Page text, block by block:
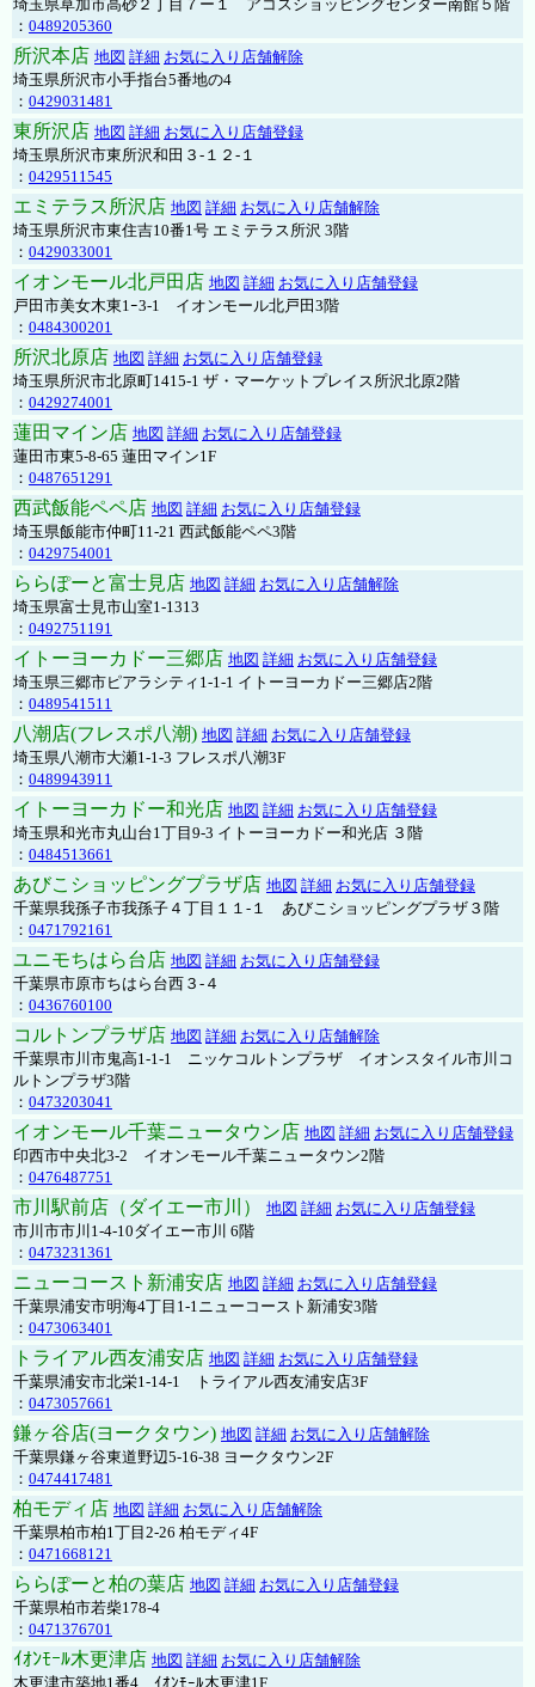
埼玉県草加市高砂２丁目７ー１ アコスショッピングセンター南館５階
： 0489205360
所沢本店 地図 詳細 お気に入り店舗解除
埼玉県所沢市小手指台5番地の4
： 0429031481
東所沢店 地図 詳細 お気に入り店舗登録
埼玉県所沢市東所沢和田３-１２-１
： 0429511545
エミテラス所沢店 地図 詳細 お気に入り店舗解除
埼玉県所沢市東住吉10番1号 エミテラス所沢 3階
： 0429033001
イオンモール北戸田店 地図 詳細 お気に入り店舗登録
戸田市美女木東1ｰ3‐1 イオンモール北戸田3階
： 0484300201
所沢北原店 地図 詳細 お気に入り店舗登録
埼玉県所沢市北原町1415-1 ザ・マーケットプレイス所沢北原2階
： 0429274001
蓮田マイン店 地図 詳細 お気に入り店舗登録
蓮田市東5-8-65 蓮田マイン1F
： 0487651291
西武飯能ペペ店 地図 詳細 お気に入り店舗登録
埼玉県飯能市仲町11-21 西武飯能ペペ3階
： 0429754001
ららぽーと富士見店 地図 詳細 お気に入り店舗解除
埼玉県富士見市山室1-1313
： 0492751191
イトーヨーカドー三郷店 地図 詳細 お気に入り店舗登録
埼玉県三郷市ピアラシティ1-1-1 イトーヨーカドー三郷店2階
： 0489541511
八潮店(フレスポ八潮) 地図 詳細 お気に入り店舗登録
埼玉県八潮市大瀬1-1-3 フレスポ八潮3F
： 0489943911
イトーヨーカドー和光店 地図 詳細 お気に入り店舗登録
埼玉県和光市丸山台1丁目9-3 イトーヨーカドー和光店 ３階
： 0484513661
あびこショッピングプラザ店 地図 詳細 お気に入り店舗登録
千葉県我孫子市我孫子４丁目１１-１ あびこショッピングプラザ３階
： 0471792161
ユニモちはら台店 地図 詳細 お気に入り店舗登録
千葉県市原市ちはら台西３-４
： 0436760100
コルトンプラザ店 地図 詳細 お気に入り店舗解除
千葉県市川市鬼高1-1-1 ニッケコルトンプラザ イオンスタイル市川コ
ルトンプラザ3階
： 0473203041
イオンモール千葉ニュータウン店 地図 詳細 お気に入り店舗登録
印西市中央北3-2 イオンモール千葉ニュータウン2階
： 0476487751
市川駅前店（ダイエー市川） 地図 詳細 お気に入り店舗登録
市川市市川1-4-10ダイエー市川 6階
： 0473231361
ニューコースト新浦安店 地図 詳細 お気に入り店舗登録
千葉県浦安市明海4丁目1-1ニューコースト新浦安3階
： 0473063401
トライアル西友浦安店 地図 詳細 お気に入り店舗登録
千葉県浦安市北栄1-14-1 トライアル西友浦安店3F
： 0473057661
鎌ヶ谷店(ヨークタウン) 地図 詳細 お気に入り店舗解除
千葉県鎌ヶ谷東道野辺5-16-38 ヨークタウン2F
： 0474417481
柏モディ店 地図 詳細 お気に入り店舗解除
千葉県柏市柏1丁目2-26 柏モディ4F
： 0471668121
ららぽーと柏の葉店 地図 詳細 お気に入り店舗登録
千葉県柏市若柴178-4
： 0471376701
ｲｵﾝﾓｰﾙ木更津店 地図 詳細 お気に入り店舗解除
木更津市築地1番4 ｲｵﾝﾓｰﾙ木更津1F